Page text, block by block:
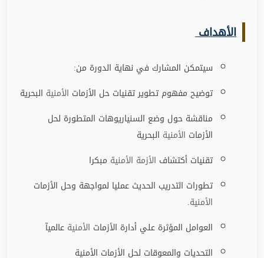
الأهداف
سيتمكن المشارك في نهاية الدورة من:
توضيح مفهوم تطوير تقنيات حل الأزمات الأمنية البحرية
مناقشة حول وضع السنياريوهات المتطورة لحل
الأزمات الأمنية البحرية
تقنيات أكتشاف الأزمة الأمنية مبكرا
تطورات التدريب الحديث عمليا لمواجهة وحل الأزمات
الأمنية.
العوامل المؤثرة علي أدارة الأزمات الأمنية عالميآ
التحديات والمعوقات لحل الأزمات الأمنية